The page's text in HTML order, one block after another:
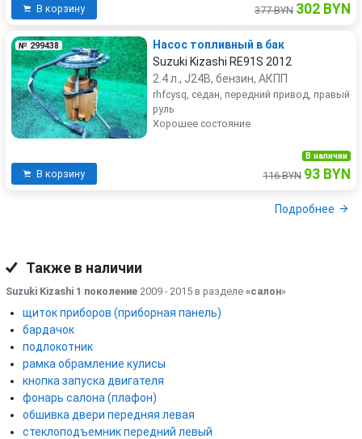
В корзину 377 BYN 302 BYN
№ 299438
Насос топливный в бак
Suzuki Kizashi RE91S 2012
2.4 л., J24B, бензин, АКПП
rhfcysq, седан, передний привод, правый
руль
Хорошее состояние
В корзину
В наличии
116 BYN 93 BYN
Подробнее
Также в наличии
Suzuki Kizashi 1 поколение 2009 - 2015 в разделе «салон»
щиток приборов (приборная панель)
бардачок
подлокотник
рамка обрамление кулисы
кнопка запуска двигателя
фонарь салона (плафон)
обшивка двери передняя левая
стеклоподъемник передний левый